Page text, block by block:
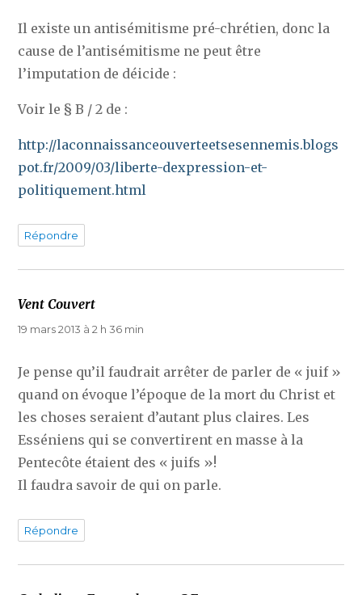
Il existe un antisémitisme pré-chrétien, donc la
cause de l’antisémitisme ne peut être
l’imputation de déicide :
Voir le § B / 2 de :
http://laconnaissanceouverteetsesennemis.blogs
pot.fr/2009/03/liberte-dexpression-et-
politiquement.html
Répondre
Vent Couvert
19 mars 2013 à 2 h 36 min
Je pense qu’il faudrait arrêter de parler de « juif »
quand on évoque l’époque de la mort du Christ et
les choses seraient d’autant plus claires. Les
Esséniens qui se convertirent en masse à la
Pentecôte étaient des « juifs »!
Il faudra savoir de qui on parle.
Répondre